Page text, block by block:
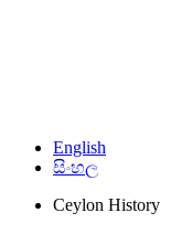
English
සිංහල
Ceylon History